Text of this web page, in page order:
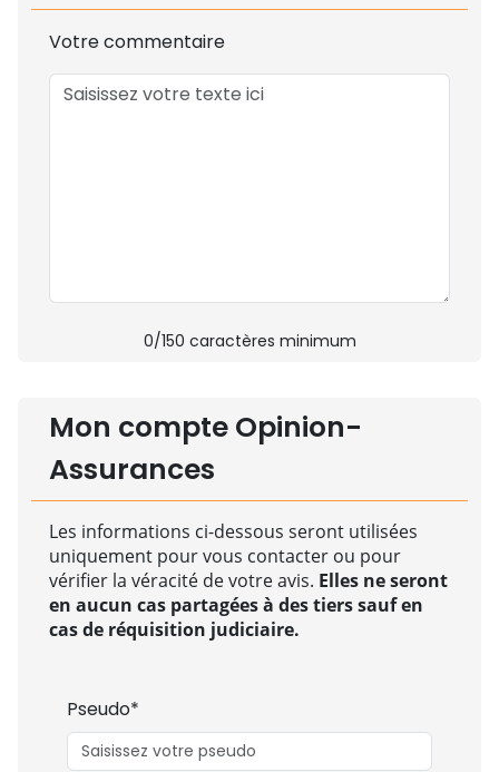
Votre commentaire
0/150 caractères minimum
Mon compte Opinion-
Assurances
Les informations ci-dessous seront utilisées
uniquement pour vous contacter ou pour
vérifier la véracité de votre avis. Elles ne seront
en aucun cas partagées à des tiers sauf en
cas de réquisition judiciaire.
Pseudo*